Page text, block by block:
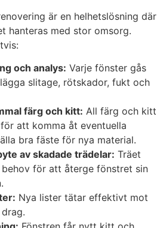
är en helhetslösning där
hanteras med stor omsorg.
och analys: Varje fönster gås
slitage, rötskador, fukt och
färg och kitt: All färg och kitt
att komma åt eventuella
bra fäste för nya material.
av skadade trädelar: Träet
för att återge fönstret sin
Nya lister tätar effektivt mot